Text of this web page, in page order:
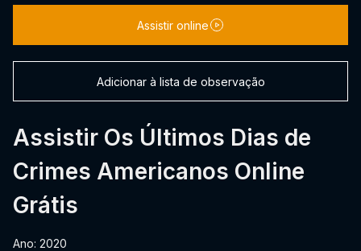
Assistir Os Últimos Dias de
Crimes Americanos Online
Grátis
Ano: 2020
Assistir online
Adicionar à lista de observação